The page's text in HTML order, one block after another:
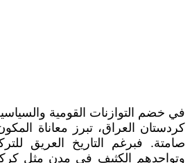
في خضم التوازنات القومية
كردستان العراق، تبرز معاناة
صامتة. فبرغم التاريخ العريق
وتواجدهم الكثيف في مدن مثل